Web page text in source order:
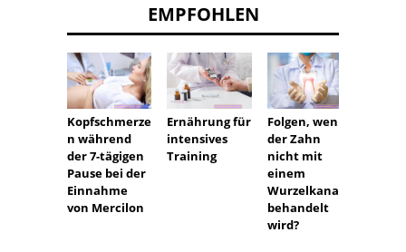
EMPFOHLEN
Kopfschmerze
n während
der 7-tägigen
Pause bei der
Einnahme
von Mercilon
Ernährung für
intensives
Training
Folgen, wenn
der Zahn
nicht mit
einem
Wurzelkanal
behandelt
wird?